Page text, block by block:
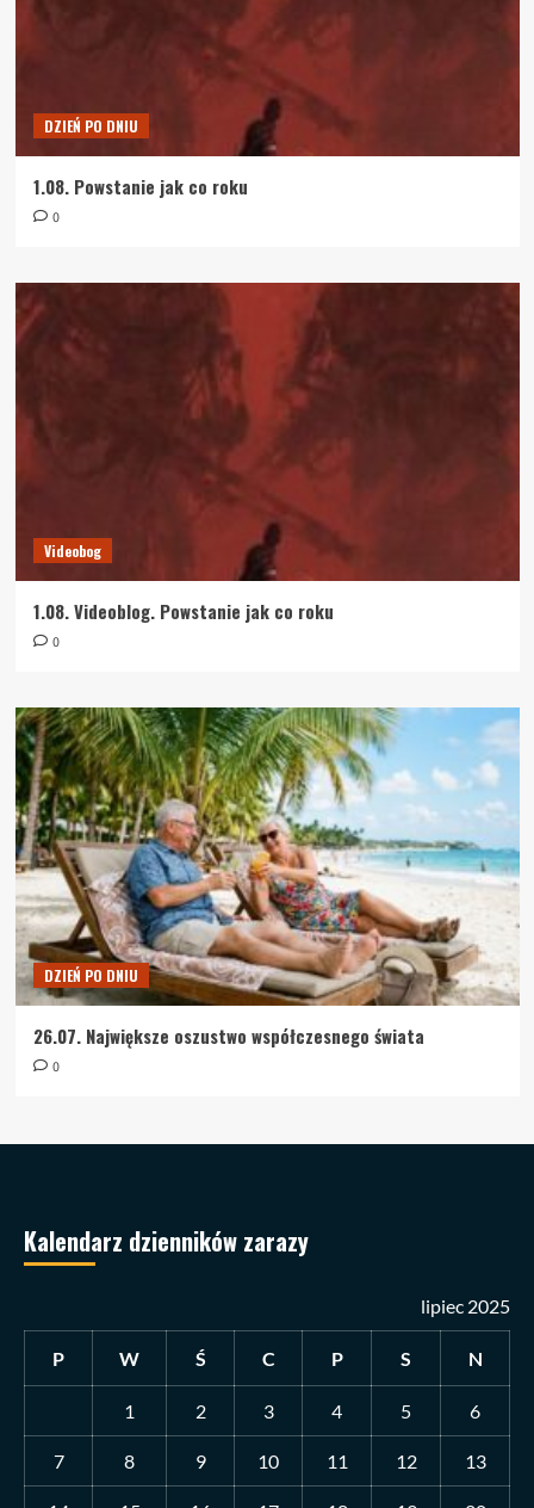
DZIEŃ PO DNIU
1.08. Powstanie jak co roku
0
Videobog
1.08. Videoblog. Powstanie jak co roku
0
DZIEŃ PO DNIU
26.07. Największe oszustwo współczesnego świata
0
Kalendarz dzienników zarazy
lipiec 2025
P W Ś C P S N
1 2 3 4 5 6
7 8 9 10 11 12 13